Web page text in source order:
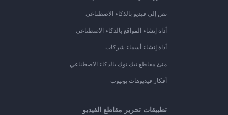
نص إلى فيديو بالذكاء الاصطناعي
أداة إنشاء المواقع بالذكاء الاصطناعي
أداة إنشاء أسماء شركات
منئ مقاطع تيك توك بالذكاء الاصطناعي
أفكار فيديوهات يوتيوب
تطبيقات تحرير مقاطع الفيديو